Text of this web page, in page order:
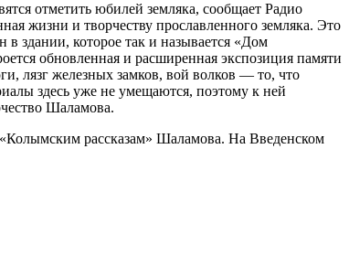
отметить юбилей земляка, сообщает Радио
жизни и творчеству прославленного земляка. Это
здании, которое так и называется «Дом
обновленная и расширенная экспозиция памяти
лязг железных замков, вой волков — то, что
здесь уже не умещаются, поэтому к ней
Шаламова.
рассказам» Шаламова. На Введенском